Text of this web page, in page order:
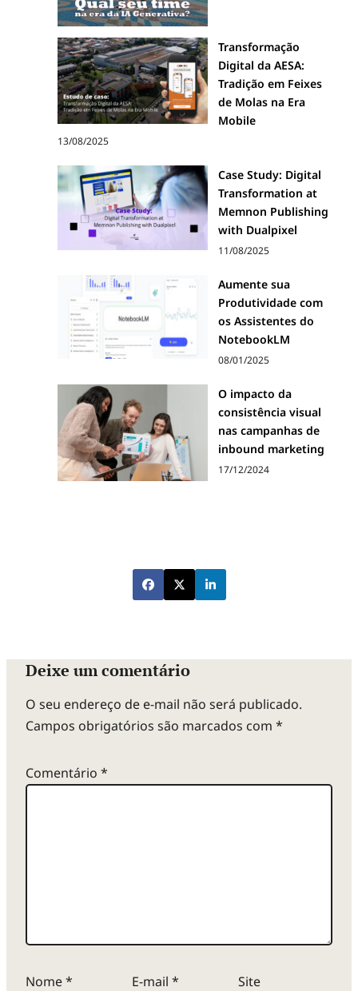
Transformação
Digital da AESA:
Tradição em Feixes
de Molas na Era
Mobile
13/08/2025
Case Study: Digital
Transformation at
Memnon Publishing
with Dualpixel
11/08/2025
Aumente sua
Produtividade com
os Assistentes do
NotebookLM
08/01/2025
O impacto da
consistência visual
nas campanhas de
inbound marketing
17/12/2024
Deixe um comentário
O seu endereço de e-mail não será publicado.
Campos obrigatórios são marcados com *
Comentário *
Nome* E-mail * Site